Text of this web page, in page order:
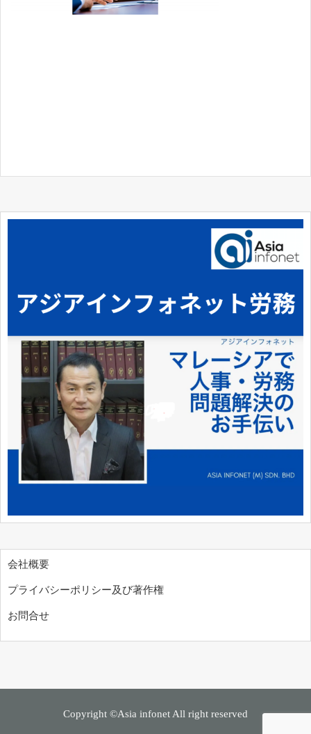
会社概要
プライバシーポリシー及び著作権
お問合せ
Copyright ©Asia infonet All right reserved